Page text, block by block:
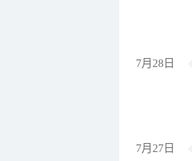
7月28日
7月27日